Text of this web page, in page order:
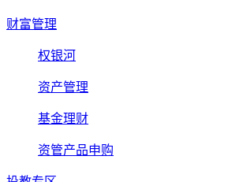
财富管理
权银河
资产管理
基金理财
资管产品申购